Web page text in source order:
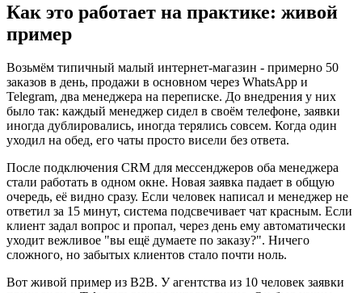
Как это работает на практике: живой
пример
Возьмём типичный малый интернет-магазин - примерно 50
заказов в день, продажи в основном через WhatsApp и
Telegram, два менеджера на переписке. До внедрения у них
было так: каждый менеджер сидел в своём телефоне, заявки
иногда дублировались, иногда терялись совсем. Когда один
уходил на обед, его чаты просто висели без ответа.
После подключения CRM для мессенджеров оба менеджера
стали работать в одном окне. Новая заявка падает в общую
очередь, её видно сразу. Если человек написал и менеджер не
ответил за 15 минут, система подсвечивает чат красным. Если
клиент задал вопрос и пропал, через день ему автоматически
уходит вежливое "вы ещё думаете по заказу?". Ничего
сложного, но забытых клиентов стало почти ноль.
Вот живой пример из B2B. У агентства из 10 человек заявки